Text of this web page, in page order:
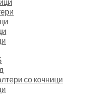
со кочници